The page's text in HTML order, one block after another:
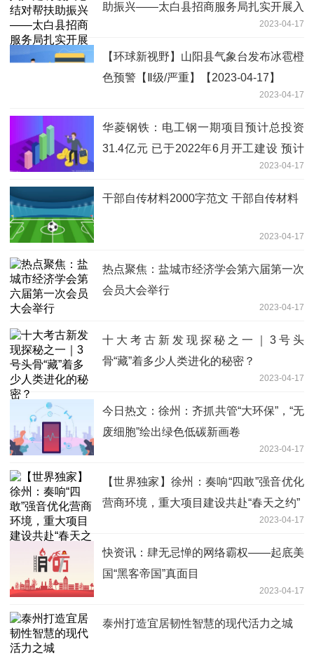
助振兴——太白县招商服务局扎实开展入
2023-04-17
【环球新视野】山阳县气象台发布冰雹橙
色预警【Ⅱ级/严重】【2023-04-17】
2023-04-17
华菱钢铁：电工钢一期项目预计总投资
31.4亿元 已于2022年6月开工建设 预计
2023-04-17
干部自传材料2000字范文 干部自传材料
2023-04-17
热点聚焦：盐城市经济学会第六届第一次
会员大会举行
2023-04-17
十大考古新发现探秘之一｜3号头
骨“藏”着多少人类进化的秘密？
2023-04-17
今日热文：徐州：齐抓共管“大环保”，“无
废细胞”绘出绿色低碳新画卷
2023-04-17
【世界独家】徐州：奏响“四敢”强音优化
营商环境，重大项目建设共赴“春天之约”
2023-04-17
快资讯：肆无忌惮的网络霸权——起底美
国“黑客帝国”真面目
2023-04-17
泰州打造宜居韧性智慧的现代活力之城